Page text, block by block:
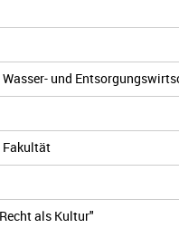
und
Fakultät
als Kultur"